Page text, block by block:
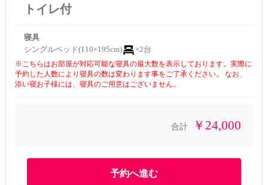
トイレ付
寝具
シングルベッド(110×195cm)
×2台
※こちらはお部屋が対応可能な寝具の最大数を表示しております。実際に
予約した人数により寝具の数は変わります事をご了承ください。 なお、
添い寝お子様には、寝具のご用意はございません。
合計 ￥24,000